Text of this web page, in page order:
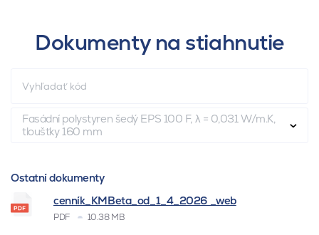
Dokumenty na stiahnutie
Fasádní polystyren šedý EPS 100 F, λ = 0,031 W/m.K,
tloušťky 160 mm
Ostatní dokumenty
cenník_KMBeta_od_1_4_2026 _web
PDF 10.38 MB